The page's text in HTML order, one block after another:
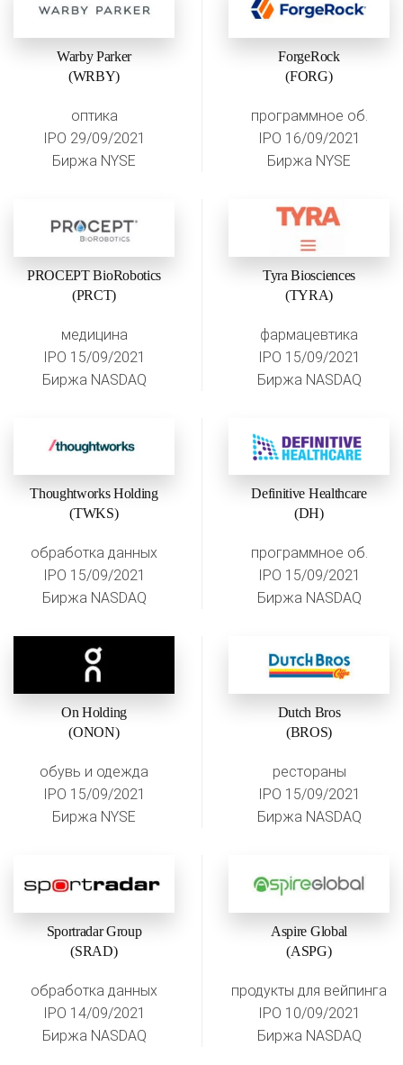
Warby Parker
(WRBY)
оптика
IPO 29/09/2021
Биржа NYSE
ForgeRock
(FORG)
программное об.
IPO 16/09/2021
Биржа NYSE
PROCEPT BioRobotics
(PRCT)
медицина
IPO 15/09/2021
Биржа NASDAQ
Tyra Biosciences
(TYRA)
фармацевтика
IPO 15/09/2021
Биржа NASDAQ
Thoughtworks Holding
(TWKS)
обработка данных
IPO 15/09/2021
Биржа NASDAQ
Definitive Healthcare
(DH)
программное об.
IPO 15/09/2021
Биржа NASDAQ
On Holding
(ONON)
обувь и одежда
IPO 15/09/2021
Биржа NYSE
Dutch Bros
(BROS)
рестораны
IPO 15/09/2021
Биржа NASDAQ
Sportradar Group
(SRAD)
обработка данных
IPO 14/09/2021
Биржа NASDAQ
Aspire Global
(ASPG)
продукты для вейпинга
IPO 10/09/2021
Биржа NASDAQ